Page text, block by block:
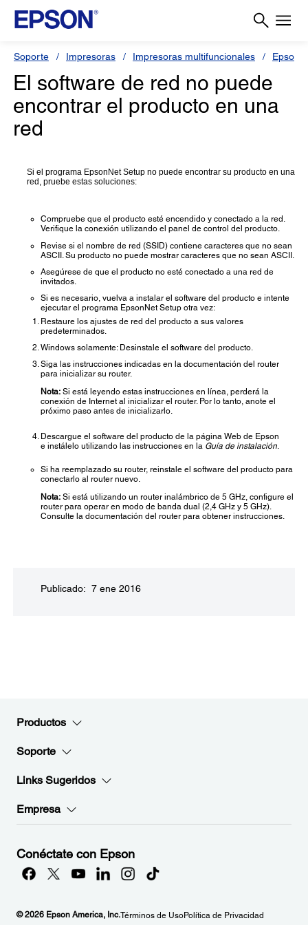
Soporte Impresoras Impresoras multifuncionales Epson L
El software de red no puede
encontrar el producto en una
red
Si el programa EpsonNet Setup no puede encontrar su producto en una
red, pruebe estas soluciones:
Compruebe que el producto esté encendido y conectado a la red.
Verifique la conexión utilizando el panel de control del producto.
Revise si el nombre de red (SSID) contiene caracteres que no sean
ASCII. Su producto no puede mostrar caracteres que no sean ASCII.
Asegúrese de que el producto no esté conectado a una red de
invitados.
Si es necesario, vuelva a instalar el software del producto e intente
ejecutar el programa EpsonNet Setup otra vez:
Restaure los ajustes de red del producto a sus valores
predeterminados.
Windows solamente: Desinstale el software del producto.
Siga las instrucciones indicadas en la documentación del router
para inicializar su router.
Nota: Si está leyendo estas instrucciones en línea, perderá la
conexión de Internet al inicializar el router. Por lo tanto, anote el
próximo paso antes de inicializarlo.
Descargue el software del producto de la página Web de Epson
e instálelo utilizando las instrucciones en la Guía de instalación
Si ha reemplazado su router, reinstale el software del producto para
conectarlo al router nuevo.
Nota: Si está utilizando un router inalámbrico de 5 GHz, configure el
router para operar en modo de banda dual (2,4 GHz y 5 GHz).
Consulte la documentación del router para obtener instrucciones.
Publicado: 7 ene 2016
Productos
Soporte
Links Sugeridos
Empresa
Conéctate con Epson
© 2026 Epson America, Inc.Términos de UsoPolítica de Privacidad